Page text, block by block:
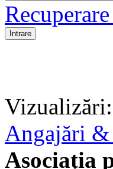
Angajări &
Asociația